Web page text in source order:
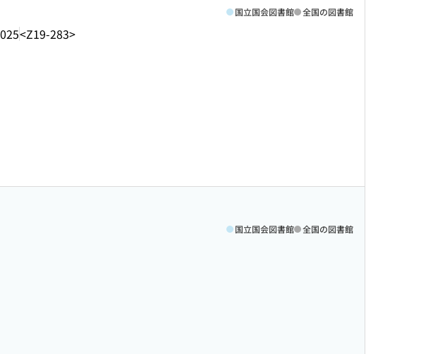
<Z19-283>
国立国会図書館 全国の図書館
国立国会図書館 全国の図書館